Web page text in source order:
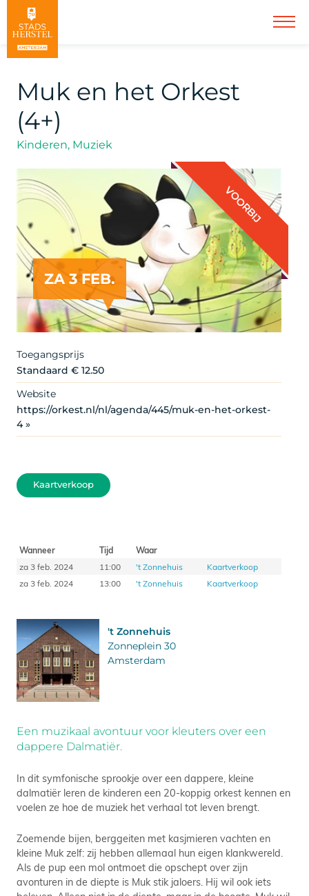
Muk en het Orkest
(4+)
Kinderen, Muziek
ZA 3 FEB.
VOORBIJ
Toegangsprijs
Standaard € 12.50
Website
https://orkest.nl/nl/agenda/445/muk-en-het-orkest-
4 »
Kaartverkoop
Wanneer Tijd
Waar
za 3 feb. 2024
11:00 't Zonnehuis
Kaartverkoop
za 3 feb. 2024
13:00 't Zonnehuis Kaartverkoop
't Zonnehuis
Zonneplein 30
Amsterdam
Een muzikaal avontuur voor kleuters over een
dappere Dalmatiër.
In dit symfonische sprookje over een dappere, kleine
dalmatiër leren de kinderen een 20-koppig orkest kennen en
voelen ze hoe de muziek het verhaal tot leven brengt.
Zoemende bijen, berggeiten met kasjmieren vachten en
kleine Muk zelf: zij hebben allemaal hun eigen klankwereld.
Als de pup een mol ontmoet die opschept over zijn
avonturen in de diepte is Muk stik jaloers. Hij wil ook iets